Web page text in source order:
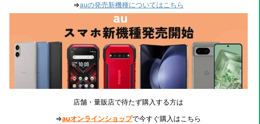
⇒auの発売新機種についてはこちら
店舗・量販店で待たず購入する方は
⇒auオンラインショップで今すぐ購入はこちら